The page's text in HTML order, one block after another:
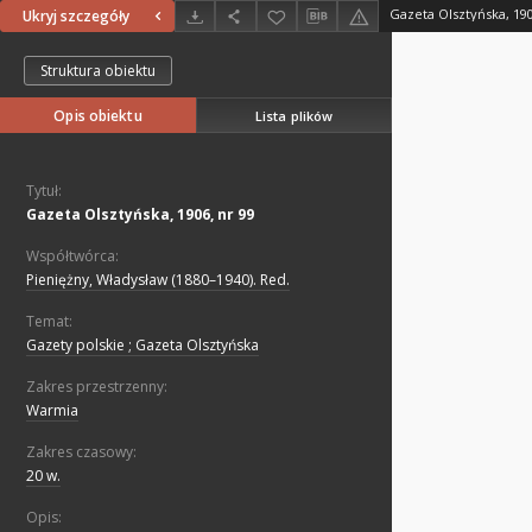
Ukryj szczegóły Gazeta Olsztyńska,
Struktura obiektu
Opis obiektu Lista plików
Tytuł:
Gazeta Olsztyńska, 1906, nr 99
Współtwórca:
Pieniężny, Władysław (1880–1940). Red.
Temat:
Gazety polskie ; Gazeta Olsztyńska
Zakres przestrzenny:
Warmia
Zakres czasowy:
20 w.
Opis: